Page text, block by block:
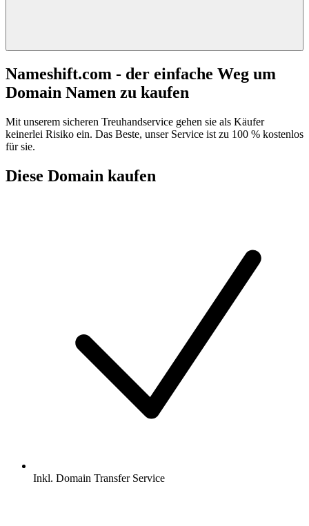
Nameshift.com - der einfache Weg um
Domain Namen zu kaufen
Mit unserem sicheren Treuhandservice gehen sie als Käufer
keinerlei Risiko ein. Das Beste, unser Service ist zu 100 % kostenlos
für sie.
Diese Domain kaufen
Inkl. Domain Transfer Service